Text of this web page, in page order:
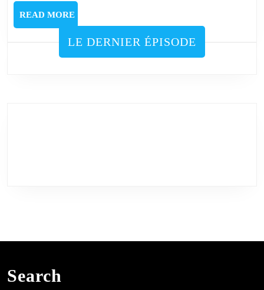
READ MOREREAD
MORE
LE DERNIER ÉPISODE
Search